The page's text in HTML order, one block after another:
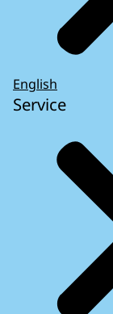
English
Service